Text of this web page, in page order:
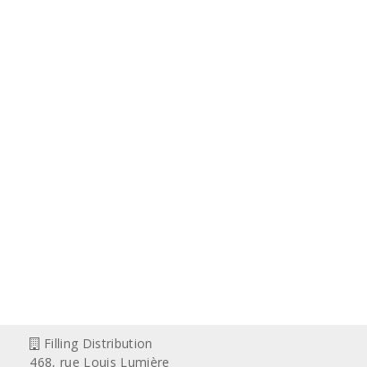
Filling Distribution
468, rue Louis Lumière